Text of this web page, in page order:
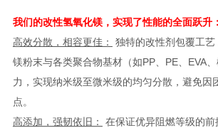
我们的改性氢氧化镁，实现了性能的全面跃升：
高效分散，相容更佳：
独特的改性剂包覆工
镁粉末与各类聚合物基材（如PP、PE、EVA
力，实现纳米级至微米级的均匀分散，避免因
点。
高添加，强韧依旧：
在保证优异阻燃等级的